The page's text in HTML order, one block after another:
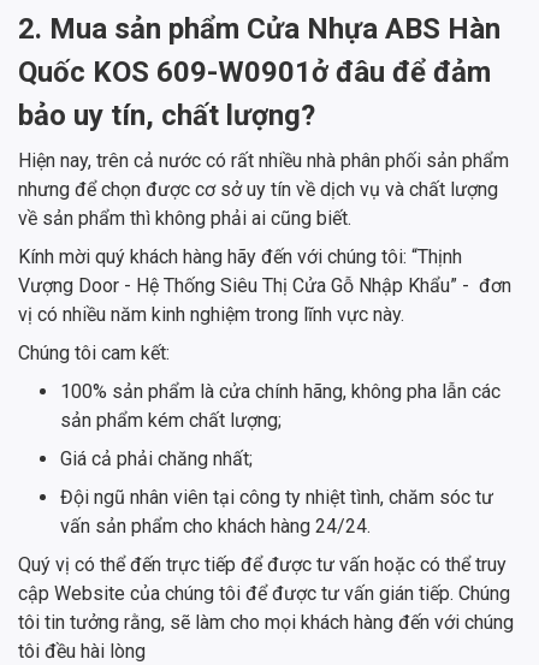
2. Mua sản phẩm Cửa Nhựa ABS Hàn
Quốc KOS 609-W0901ở đâu để đảm
bảo uy tín, chất lượng?
Hiện nay, trên cả nước có rất nhiều nhà phân phối sản phẩm
nhưng để chọn được cơ sở uy tín về dịch vụ và chất lượng
về sản phẩm thì không phải ai cũng biết.
Kính mời quý khách hàng hãy đến với chúng tôi: “Thịnh
Vượng Door - Hệ Thống Siêu Thị Cửa Gỗ Nhập Khẩu” - đơn
vị có nhiều năm kinh nghiệm trong lĩnh vực này.
Chúng tôi cam kết:
100% sản phẩm là cửa chính hãng, không pha lẫn các
sản phẩm kém chất lượng;
Giá cả phải chăng nhất;
Đội ngũ nhân viên tại công ty nhiệt tình, chăm sóc tư
vấn sản phẩm cho khách hàng 24/24.
Quý vị có thể đến trực tiếp để được tư vấn hoặc có thể truy
cập Website của chúng tôi để được tư vấn gián tiếp. Chúng
tôi tin tưởng rằng, sẽ làm cho mọi khách hàng đến với chúng
tôi đều hài lòng